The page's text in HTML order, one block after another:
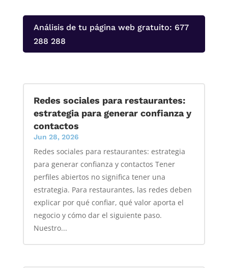
Análisis de tu página web gratuito: 677
288 288
Redes sociales para restaurantes:
estrategia para generar confianza y
contactos
Jun 28, 2026
Redes sociales para restaurantes: estrategia
para generar confianza y contactos Tener
perfiles abiertos no significa tener una
estrategia. Para restaurantes, las redes deben
explicar por qué confiar, qué valor aporta el
negocio y cómo dar el siguiente paso.
Nuestro...